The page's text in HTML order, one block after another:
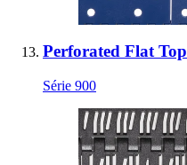
Perforated Flat Top
Série 900